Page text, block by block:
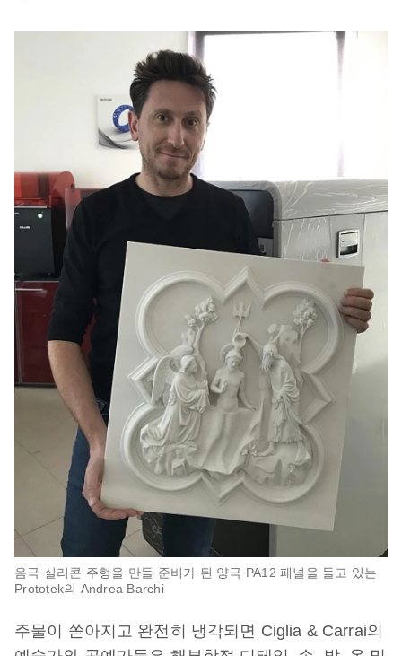
음극 실리콘 주형을 만들 준비가 된 양극 PA12 패널을 들고 있는
Prototek의 Andrea Barchi
주물이 쏟아지고 완전히 냉각되면 Ciglia & Carrai의